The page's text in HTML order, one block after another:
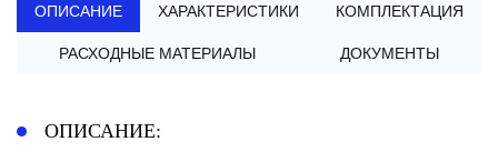
ОПИСАНИЕ ХАРАКТЕРИСТИКИ КОМПЛЕКТАЦИЯ
РАСХОДНЫЕ МАТЕРИАЛЫ ДОКУМЕНТЫ
ОПИСАНИЕ: